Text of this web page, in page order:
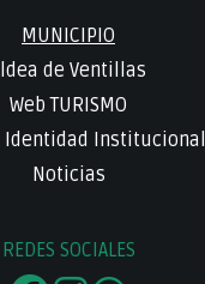
MUNICIPIO
de Ventillas
Web TURISMO
Identidad Institucional
Noticias
REDES SOCIALES